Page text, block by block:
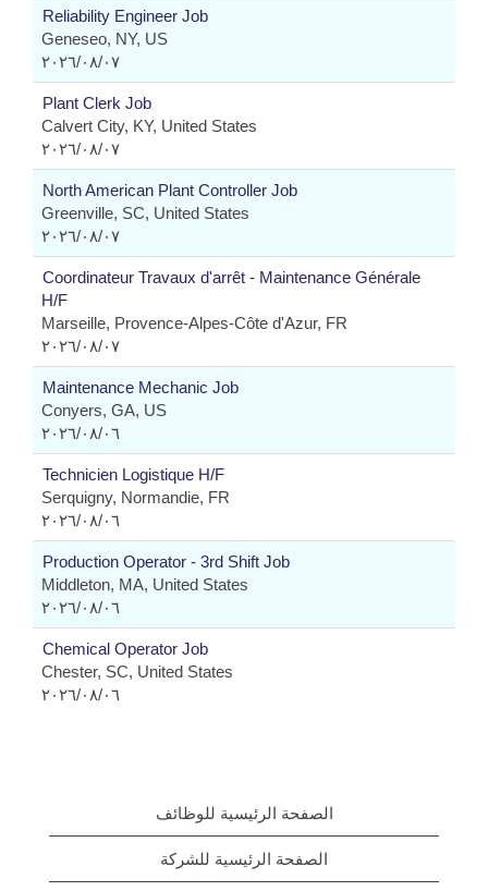
Reliability Engineer Job
Geneseo, NY, US
٠٧‏/٠٨‏/٢٠٢٦
Plant Clerk Job
Calvert City, KY, United States
٠٧‏/٠٨‏/٢٠٢٦
North American Plant Controller Job
Greenville, SC, United States
٠٧‏/٠٨‏/٢٠٢٦
Coordinateur Travaux d'arrêt - Maintenance Générale
H/F
Marseille, Provence-Alpes-Côte d'Azur, FR
٠٧‏/٠٨‏/٢٠٢٦
Maintenance Mechanic Job
Conyers, GA, US
٠٦‏/٠٨‏/٢٠٢٦
Technicien Logistique H/F
Serquigny, Normandie, FR
٠٦‏/٠٨‏/٢٠٢٦
Production Operator - 3rd Shift Job
Middleton, MA, United States
٠٦‏/٠٨‏/٢٠٢٦
Chemical Operator Job
Chester, SC, United States
٠٦‏/٠٨‏/٢٠٢٦
الصفحة الرئيسية للوظائف
الصفحة الرئيسية للشركة